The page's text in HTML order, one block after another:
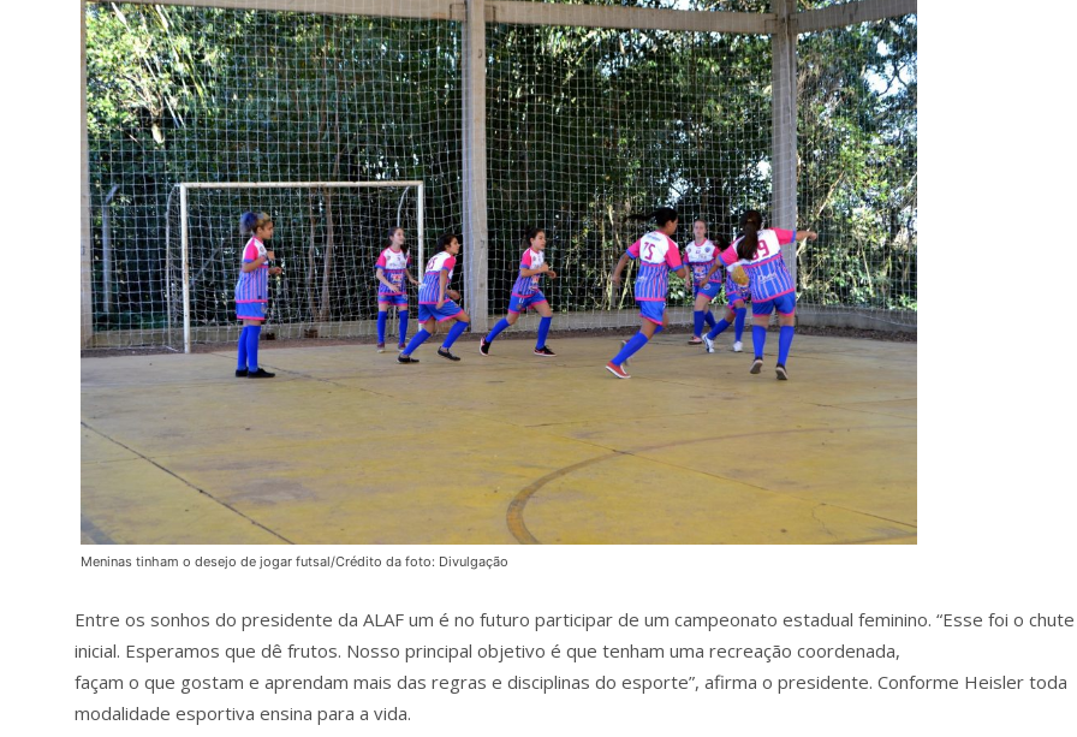
Meninas tinham o desejo de jogar futsal/Crédito da foto: Divulgação
Entre os sonhos do presidente da ALAF um é no futuro participar de um campeonato estadual feminino. “Esse foi o chute
inicial. Esperamos que dê frutos. Nosso principal objetivo é que tenham uma recreação coordenada,
façam o que gostam e aprendam mais das regras e disciplinas do esporte”, afirma o presidente. Conforme Heisler toda
modalidade esportiva ensina para a vida.